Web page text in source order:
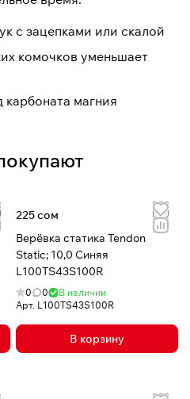
с зацепками или скалой
комочков уменьшает
магния
225 сом
Верёвка статика Tendon
Static; 10,0 Синяя
L100TS43S100R
0 0
В наличии
Арт. L100TS43S100R
В корзину